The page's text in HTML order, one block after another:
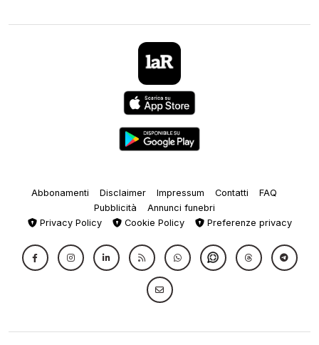
Abbonamenti Disclaimer Impressum Contatti
FAQ
Pubblicità
Annunci funebri
Privacy Policy
Cookie Policy Preferenze privacy